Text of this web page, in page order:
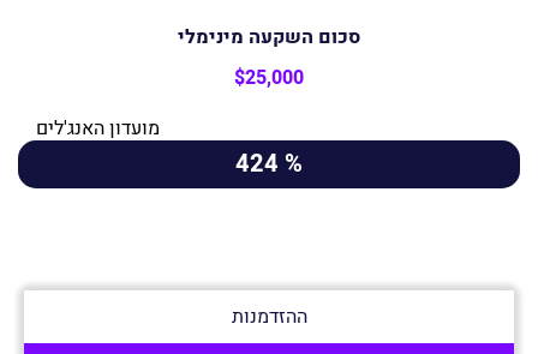
סכום השקעה מינימלי
$25,000
% 424
מועדון האנג'לים
ההזדמנות